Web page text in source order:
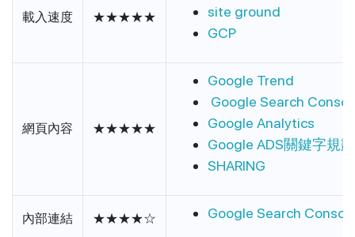
載入速度 ★★★★★
site ground
GCP
網頁內容 ★★★★★
Google Trend
Google Search
Google Analytics
Google ADS關鍵字規
SHARING
內部連結 ★★★★☆ Google Search